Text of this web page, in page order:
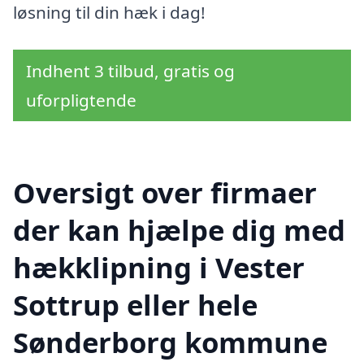
løsning til din hæk i dag!
Indhent 3 tilbud, gratis og
uforpligtende
Oversigt over firmaer
der kan hjælpe dig med
hækklipning i Vester
Sottrup eller hele
Sønderborg kommune